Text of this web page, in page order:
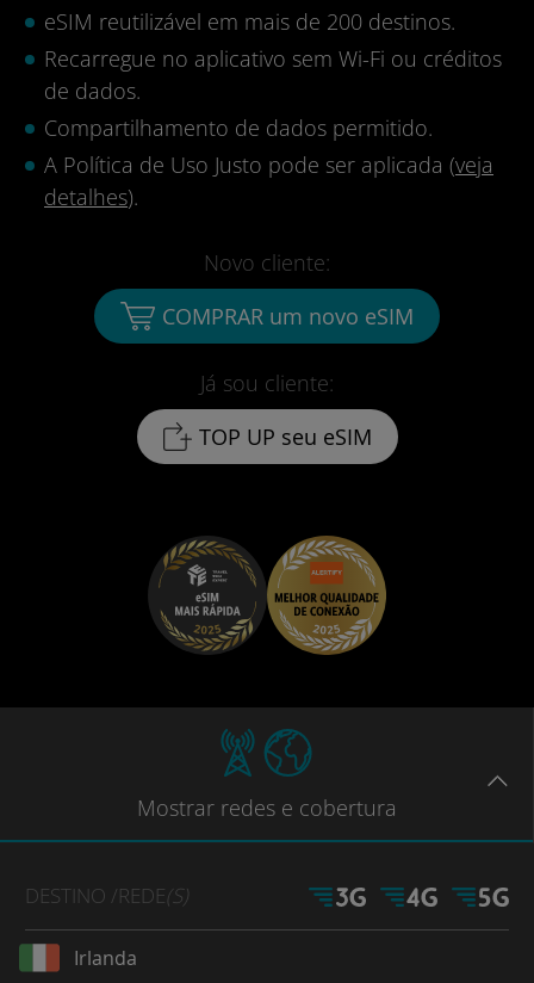
eSIM reutilizável em mais de 200 destinos.
Recarregue no aplicativo sem Wi-Fi ou créditos
de dados.
Compartilhamento de dados permitido.
A Política de Uso Justo pode ser aplicada (veja
detalhes).
Já sou cliente:
TOP UP seu eSIM
Novo cliente:
COMPRAR um novo eSIM
Mostrar redes e cobertura
DESTINO /REDE(S)
Irlanda